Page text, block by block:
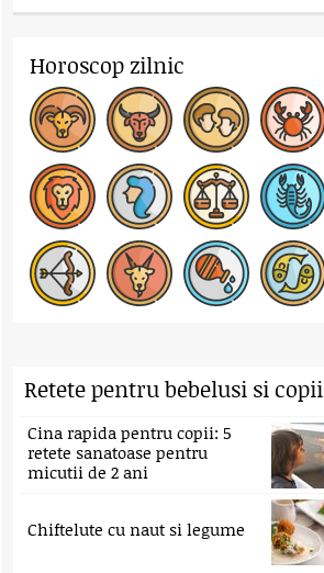
Horoscop zilnic
Retete pentru bebelusi si copii
Cina rapida pentru copii: 5
retete sanatoase pentru
micutii de 2 ani
Chiftelute cu naut si legume